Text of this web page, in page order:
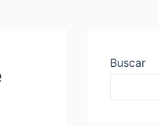
Buscar